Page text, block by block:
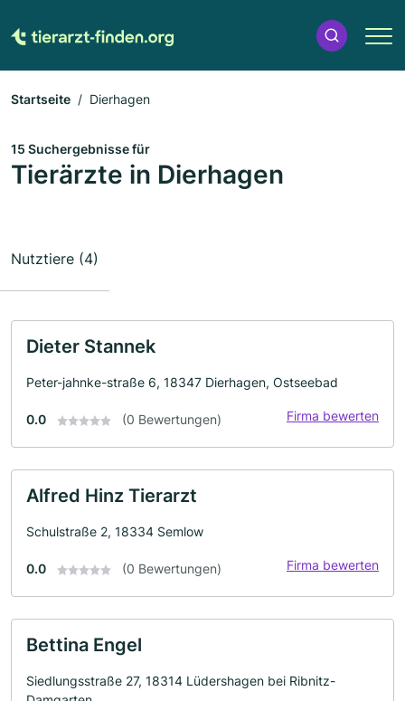
Startseite Dierhagen
15 Suchergebnisse für
Tierärzte in Dierhagen
Nutztiere (4)
Dieter Stannek
Peter-jahnke-straße 6, 18347 Dierhagen, Ostseebad
0.0 (0 Bewertungen) Firma bewerten
Alfred Hinz Tierarzt
Schulstraße 2, 18334 Semlow
0.0 (0 Bewertungen) Firma bewerten
Bettina Engel
Siedlungsstraße 27, 18314 Lüdershagen bei Ribnitz-